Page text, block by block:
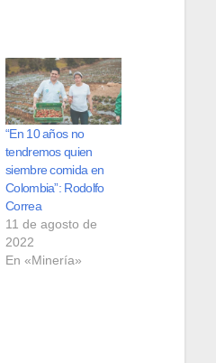
“En 10 años no
tendremos quien
siembre comida en
Colombia”: Rodolfo
Correa
11 de agosto de
2022
En «Minería»